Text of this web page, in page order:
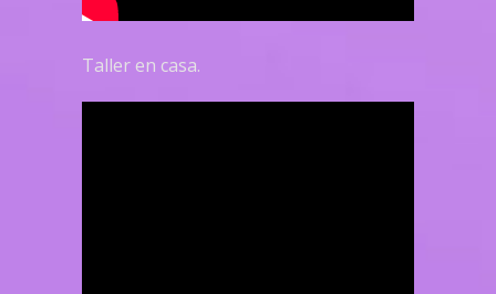
Taller en casa.